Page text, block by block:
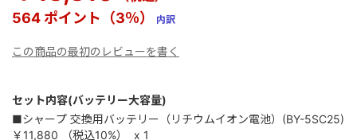
564 ポイント（3％） 内訳
この商品の最初のレビューを書く
セット内容(バッテリー大容量)
■シャープ 交換用バッテリー（リチウムイオン電池）(BY-5SC25)
￥11,880
（税込10%） x 1